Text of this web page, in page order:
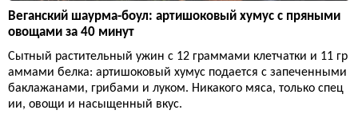
Веганский шаурма-боул: артишоковый хумус с пряными
овощами за 40 минут
Сытный растительный ужин с 12 граммами клетчатки и 11 гр
аммами белка: артишоковый хумус подается с запеченными
баклажанами, грибами и луком. Никакого мяса, только спец
ии, овощи и насыщенный вкус.